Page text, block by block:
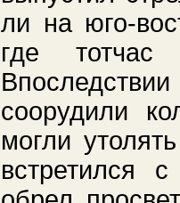
ли на юго-
где
соорудили
могли
встретился